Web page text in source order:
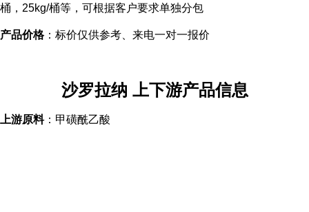
桶，25kg/桶等，可根据客户要求单独分包
产品价格：标价仅供参考、来电一对一报价
沙罗拉纳 上下游产品信息
上游原料： 甲磺酰乙酸